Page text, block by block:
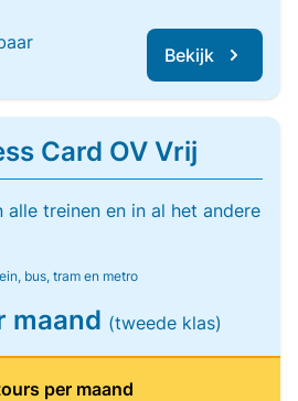
Bekijk
Card OV Vrij
alle treinen en in al het andere
bus, tram en metro
maand (tweede klas)
per maand